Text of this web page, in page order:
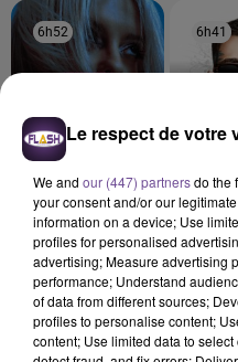
6h52
6h52
New Religion
6h41
6h41
Cet élément est
Le respect de votre
We and our (447) partnersdo the
your consent and/or our
information on a device; Use
profiles for personalised
advertising; Measure advertising
performance; Understand
of data from different sources;
profiles to personalise content;
content; Use limited data to